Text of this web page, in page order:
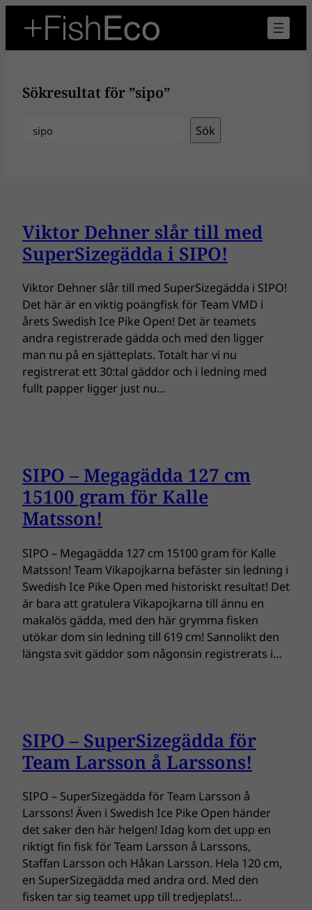
innehåll
Sökresultat för ”sipo”
Sök Sök
Viktor Dehner slår till med
SuperSizegädda i SIPO!
Viktor Dehner slår till med SuperSizegädda i SIPO!
Det här är en viktig poängfisk för Team VMD i
årets Swedish Ice Pike Open! Det är teamets
andra registrerade gädda och med den ligger
man nu på en sjätteplats. Totalt har vi nu
registrerat ett 30:tal gäddor och i ledning med
fullt papper ligger just nu…
SIPO – Megagädda 127 cm
15100 gram för Kalle
Matsson!
SIPO – Megagädda 127 cm 15100 gram för Kalle
Matsson! Team Vikapojkarna befäster sin ledning i
Swedish Ice Pike Open med historiskt resultat! Det
är bara att gratulera Vikapojkarna till ännu en
makalös gädda, med den här grymma fisken
utökar dom sin ledning till 619 cm! Sannolikt den
längsta svit gäddor som någonsin registrerats i…
SIPO – SuperSizegädda för
Team Larsson å Larssons!
SIPO – SuperSizegädda för Team Larsson å
Larssons! Även i Swedish Ice Pike Open händer
det saker den här helgen! Idag kom det upp en
riktigt fin fisk för Team Larsson å Larssons,
Staffan Larsson och Håkan Larsson. Hela 120 cm,
en SuperSizegädda med andra ord. Med den
fisken tar sig teamet upp till tredjeplats!…